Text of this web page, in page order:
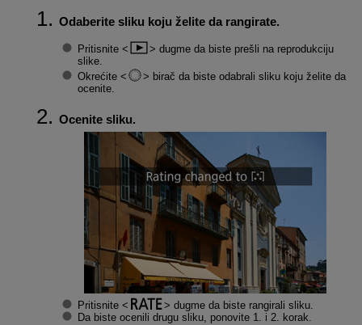
Odaberite sliku koju želite da rangirate.
Pritisnite
dugme da biste prešli na reprodukciju
slike.
Okrećite
birač da biste odabrali sliku koju želite da
ocenite.
Ocenite sliku.
Pritisnite
dugme da biste rangirali sliku.
Da biste ocenili drugu sliku, ponovite 1. i 2. korak.